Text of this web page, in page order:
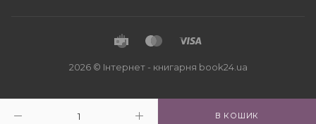
В КОШИК
2026 © Iнтернет - книгарня book24.ua